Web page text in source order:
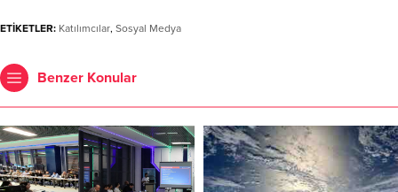
ETİKETLER: Katılımcılar, Sosyal Medya
Benzer Konular